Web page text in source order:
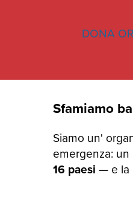
DONA
Sfamiamo
Siamo un'
emergenza:
16 paesi — e la